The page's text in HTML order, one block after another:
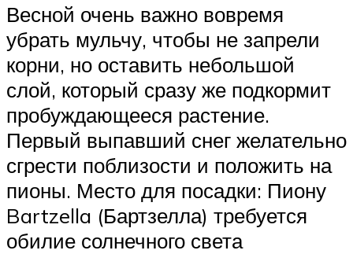
Весной очень важно вовремя
убрать мульчу, чтобы не запрели
корни, но оставить небольшой
слой, который сразу же подкормит
пробуждающееся растение.
Первый выпавший снег желательно
сгрести поблизости и положить на
пионы. Место для посадки: Пиону
Bartzella (Бартзелла) требуется
обилие солнечного света